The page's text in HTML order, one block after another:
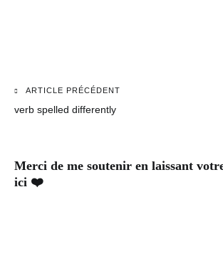
Navigation
ARTICLE PRÉCÉDENT
verb spelled differently
Merci de me soutenir en laissant
ici ❤️